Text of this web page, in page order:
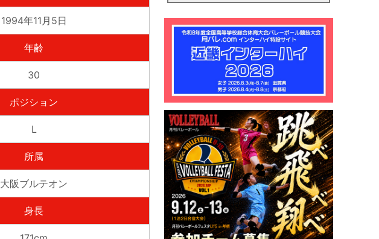
1994年11月5日
年齢
30
ポジション
L
所属
大阪ブルテオン
身長